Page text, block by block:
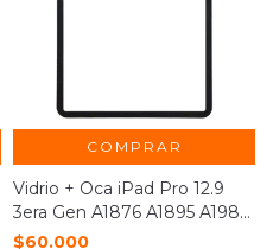
COMPRAR
Vidrio + Oca iPad Pro 12.9
3era Gen A1876 A1895 A1983
A2014
$60.000